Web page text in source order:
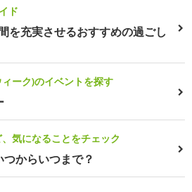
ド
を充実させるおすすめの過ごし
ーク)のイベントを探す
気になることをチェック
からいつまで？